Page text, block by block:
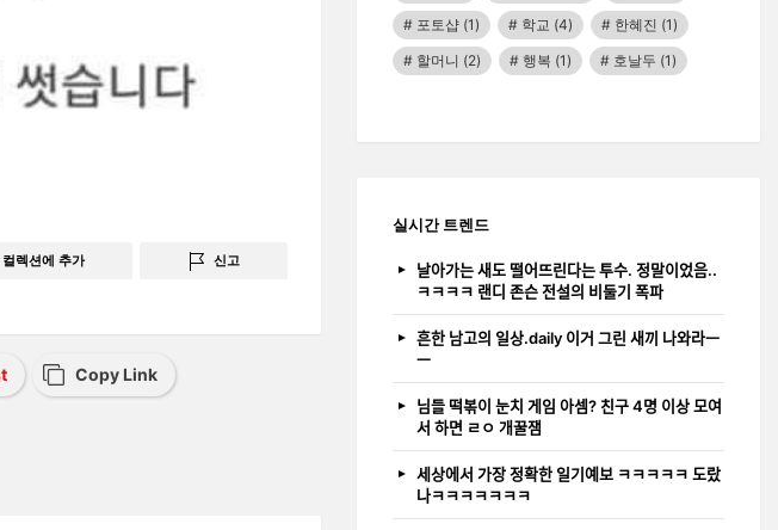
컬렉션에 추가 신고
Copy Link
포토샵 (1) 학교 (4) 한혜진 (1)
할머니 (2) 행복 (1) 호날두 (1)
실시간 트렌드
날아가는 새도 떨어뜨린다는 투수. 정말이었음..
ㅋㅋㅋㅋ 랜디 존슨 전설의 비둘기 폭파
흔한 남고의 일상.daily 이거 그린 새끼 나와라ㅡ
ㅡ
님들 떡볶이 눈치 게임 아셈? 친구 4명 이상 모여
서 하면 ㄹㅇ 개꿀잼
세상에서 가장 정확한 일기예보 ㅋㅋㅋㅋㅋ 도랐
나ㅋㅋㅋㅋㅋㅋㅋ